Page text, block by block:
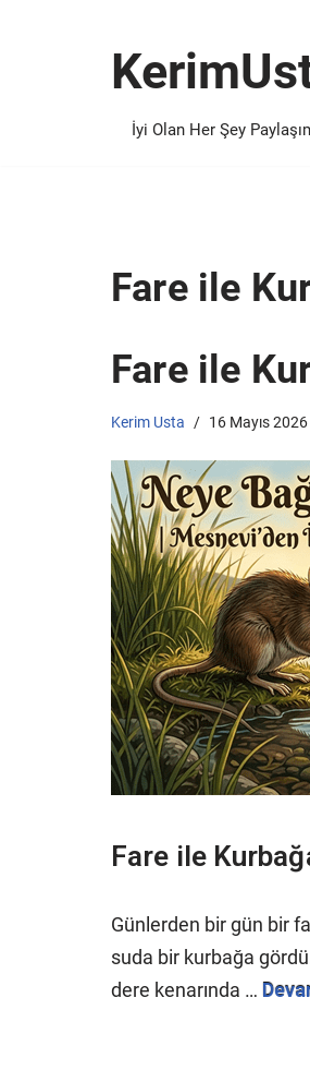
İyi Olan Her Şey
Fare ile
Fare ile
Kerim Usta 16 Mayıs 2026
Fare ile
Günlerden bir gün bir
suda bir kurbağa
dere kenarında …